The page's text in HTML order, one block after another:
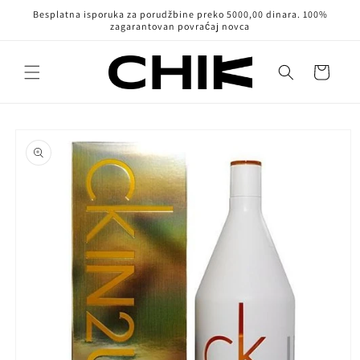
Pređi na
sadržaj
Besplatna isporuka za porudžbine preko 5000,00 dinara. 100%
zagarantovan povraćaj novca
Korpa
informacije
proizvodu